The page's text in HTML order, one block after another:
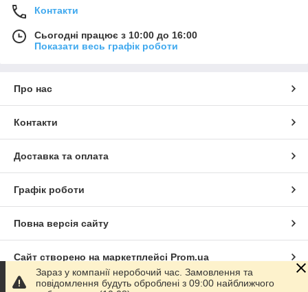
Контакти
Сьогодні працює з 10:00 до 16:00
Показати весь графік роботи
Про нас
Контакти
Доставка та оплата
Графік роботи
Повна версія сайту
Сайт створено на маркетплейсі Prom.ua
Зараз у компанії неробочий час. Замовлення та
повідомлення будуть оброблені з 09:00 найближчого